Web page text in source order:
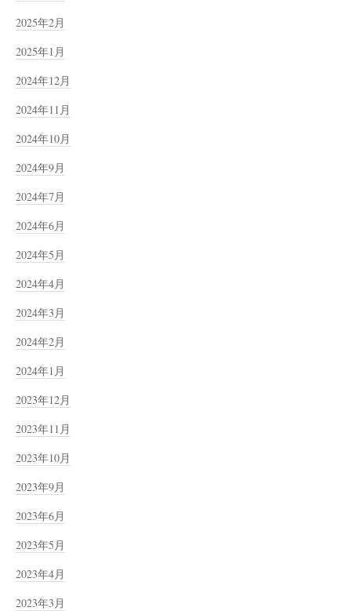
2025年2月
2025年1月
2024年12月
2024年11月
2024年10月
2024年9月
2024年7月
2024年6月
2024年5月
2024年4月
2024年3月
2024年2月
2024年1月
2023年12月
2023年11月
2023年10月
2023年9月
2023年6月
2023年5月
2023年4月
2023年3月